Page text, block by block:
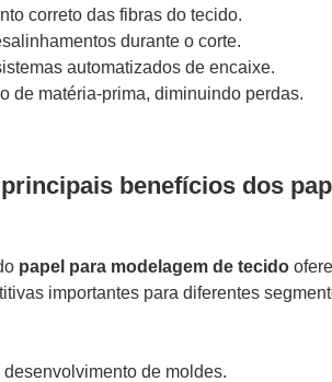
correto das fibras do tecido.
durante o corte.
automatizados de encaixe.
de matéria-prima, diminuindo perdas.
benefícios dos
papel para modelagem de tecido
importantes para diferentes
de moldes.